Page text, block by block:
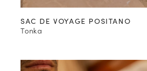
SAC DE VOYAGE POSITANO
Tonka